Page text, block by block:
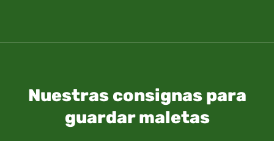
Nuestras consignas para
guardar maletas